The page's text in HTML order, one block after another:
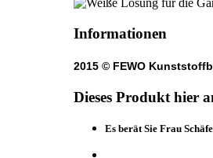
Informationen
2015 © FEWO
Dieses Produkt hier
Es berät Sie Frau